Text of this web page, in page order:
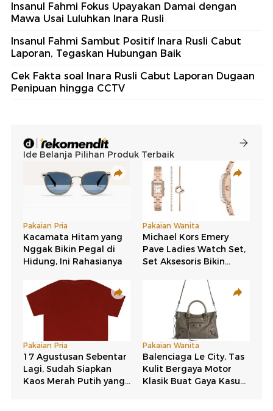
Insanul Fahmi Fokus Upayakan Damai dengan
Mawa Usai Luluhkan Inara Rusli
Insanul Fahmi Sambut Positif Inara Rusli Cabut
Laporan, Tegaskan Hubungan Baik
Cek Fakta soal Inara Rusli Cabut Laporan Dugaan
Penipuan hingga CCTV